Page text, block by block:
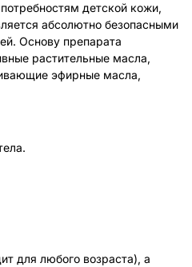
детской кожи,
абсолютно безопасными
Основу препарата
растительные масла,
эфирные масла,
для любого возраста), а